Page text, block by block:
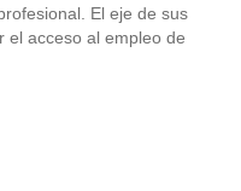
El eje de sus
el acceso al empleo de